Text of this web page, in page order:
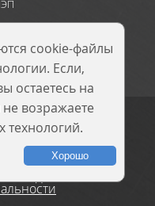
шоссе, д.9,
cookie-файлы
Если,
остаетесь на
не возражаете
технологий.
Хорошо